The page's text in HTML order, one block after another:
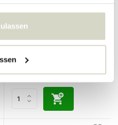
Nordal
Wasabi-Becher hellrosa, 6er-
Set
Inkl. MwSt.
• Auf Lager